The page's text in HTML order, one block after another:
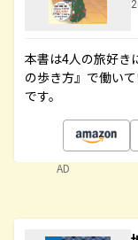
本書は4人の旅好き
の歩き方』で働い
です。
AD